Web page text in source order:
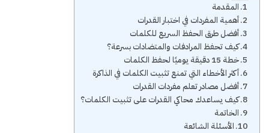
المقدمة
أهمية المفردات في اختبار القدرات
أفضل طرق الحفظ السريع للكلمات
كيف تحفظ المرادفات والمتضادات بسرعة؟
خطة 15 دقيقة يوميًا لحفظ الكلمات
أكثر الأخطاء التي تمنع تثبيت الكلمات في الذاكرة
أفضل مصادر تعلم مفردات القدرات
كيف يساعدك محاكي القدرات على تثبيت الكلمات؟
الخاتمة
الأسئلة الشائعة